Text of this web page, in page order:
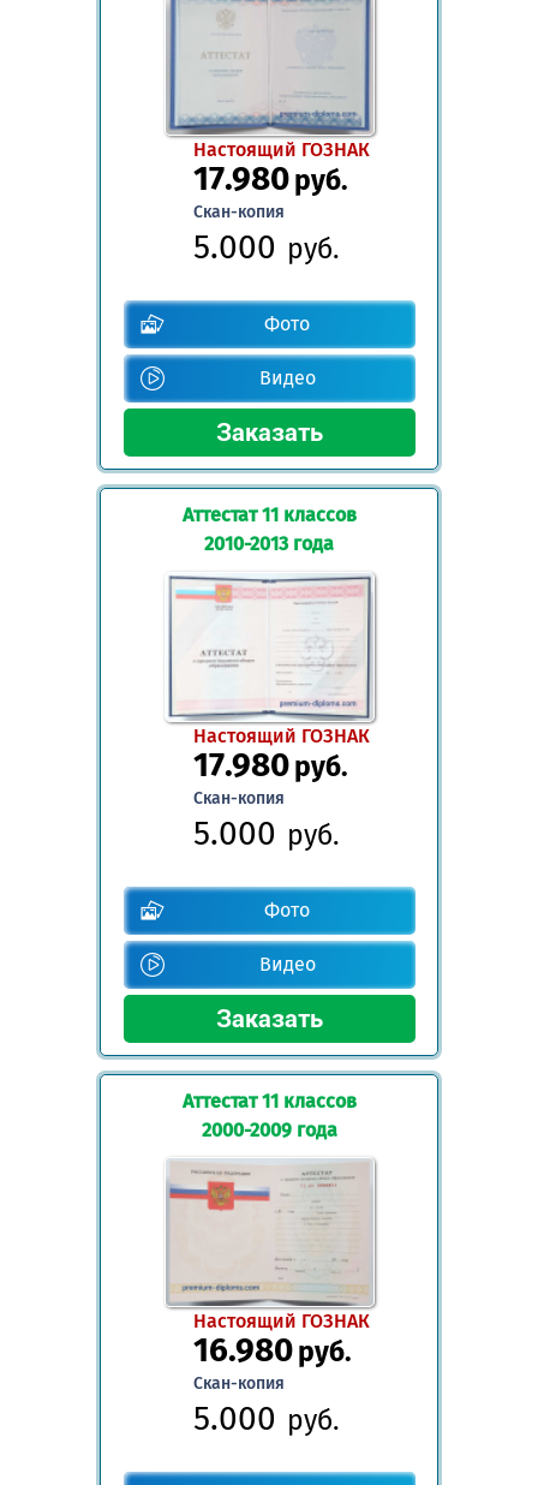
Настоящий ГОЗНАК
17.980руб.
Скан-копия
5.000 руб.
Фото
Видео
Аттестат 11 классов
2010-2013 года
Настоящий ГОЗНАК
17.980руб.
Скан-копия
5.000 руб.
Фото
Видео
Аттестат 11 классов
2000-2009 года
Настоящий ГОЗНАК
16.980руб.
Скан-копия
5.000 руб.